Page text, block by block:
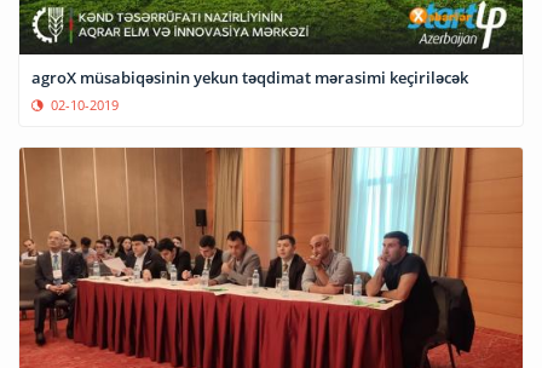
agroX müsabiqəsinin yekun təqdimat mərasimi keçiriləcək
02-10-2019